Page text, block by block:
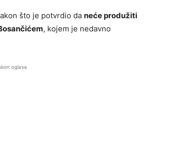
što je potvrdio da neće produžiti
, kojem je nedavno
oglasa